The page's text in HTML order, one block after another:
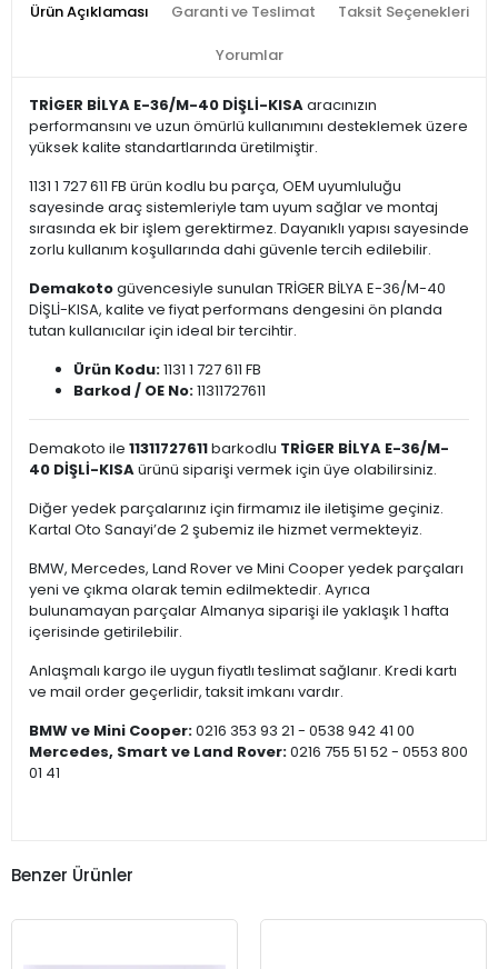
Ürün Açıklaması Garanti ve Teslimat Taksit Seçenekleri
Yorumlar
TRİGER BİLYA E-36/M-40 DİŞLİ-KISAaracınızın
performansını ve uzun ömürlü kullanımını desteklemek üzere
yüksek kalite standartlarında üretilmiştir.
1131 1 727 611 FB ürün kodlu bu parça, OEM uyumluluğu
sayesinde araç sistemleriyle tam uyum sağlar ve montaj
sırasında ek bir işlem gerektirmez. Dayanıklı yapısı sayesinde
zorlu kullanım koşullarında dahi güvenle tercih edilebilir.
Demakotogüvencesiyle sunulan TRİGER BİLYA E-36/M-40
DİŞLİ-KISA, kalite ve fiyat performans dengesini ön planda
tutan kullanıcılar için ideal bir tercihtir.
Ürün Kodu:1131 1 727 611 FB
Barkod / OE No:11311727611
Demakoto ile 11311727611barkodlu TRİGER BİLYA E-36/M-
40 DİŞLİ-KISAürünü siparişi vermek için üye olabilirsiniz.
Diğer yedek parçalarınız için firmamız ile iletişime geçiniz.
Kartal Oto Sanayi’de 2 şubemiz ile hizmet vermekteyiz.
BMW, Mercedes, Land Rover ve Mini Cooper yedek parçaları
yeni ve çıkma olarak temin edilmektedir. Ayrıca
bulunamayan parçalar Almanya siparişi ile yaklaşık 1 hafta
içerisinde getirilebilir.
Anlaşmalı kargo ile uygun fiyatlı teslimat sağlanır. Kredi kartı
ve mail order geçerlidir, taksit imkanı vardır.
BMW ve Mini Cooper:0216 353 93 21 - 0538 942 41 00
Mercedes, Smart ve Land Rover:0216 755 51 52 - 0553 800
01 41
Benzer Ürünler